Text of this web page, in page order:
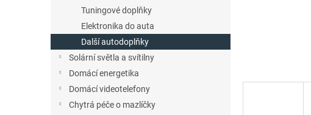
Tuningové doplňky
Elektronika do auta
Další autodoplňky
Solární světla a svítilny
Domácí energetika
Domácí videotelefony
Chytrá péče o mazlíčky